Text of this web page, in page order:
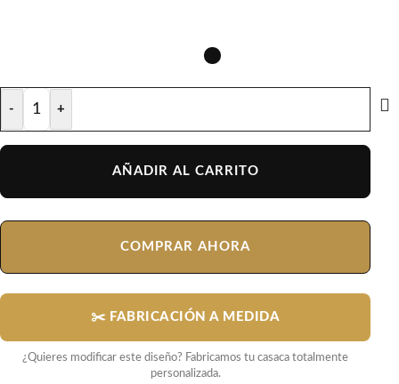
- +
AÑADIR AL CARRITO
COMPRAR AHORA
✂️ FABRICACIÓN A MEDIDA
¿Quieres modificar este diseño? Fabricamos tu casaca totalmente
personalizada.